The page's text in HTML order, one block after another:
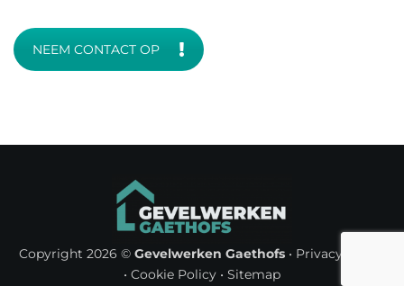
NEEM CONTACT OP
Copyright 2026 © Gevelwerken Gaethofs • Privacy Policy
• Cookie Policy • Sitemap